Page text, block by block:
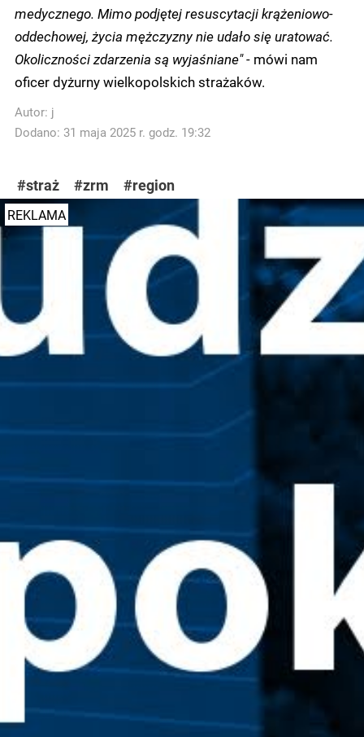
medycznego. Mimo podjętej resuscytacji krążeniowo-
oddechowej, życia mężczyzny nie udało się uratować.
Okoliczności zdarzenia są wyjaśniane" - mówi nam
oficer dyżurny wielkopolskich strażaków.
Autor: j
Dodano: 31 maja 2025 r. godz. 19:32
#straż #zrm #region
REKLAMA